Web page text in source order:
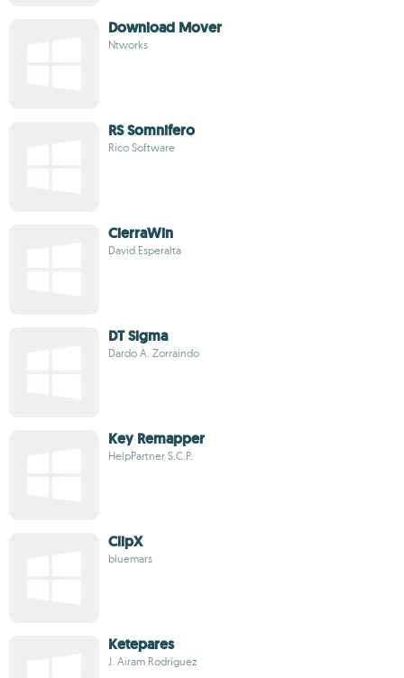
Download Mover
Ntworks
RS Somnifero
Rico Software
CierraWin
David Esperalta
DT Sigma
Dardo A. Zorraindo
Key Remapper
HelpPartner S.C.P.
ClipX
bluemars
Ketepares
J. Airam Rodríguez